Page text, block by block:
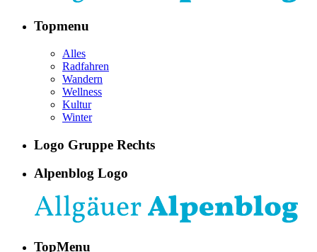
Topmenu
Alles
Radfahren
Wandern
Wellness
Kultur
Winter
Logo Gruppe Rechts
Alpenblog Logo
TopMenu